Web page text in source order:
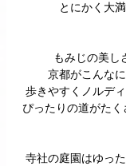
とにかく大
もみじの美し
京都がこんな
歩きやすくノルデ
ぴったりの道がたく
寺社の庭園はゆっ